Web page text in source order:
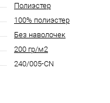
Полиэстер
100% полиэстер
Без наволочек
200 гр/м2
240/005-CN